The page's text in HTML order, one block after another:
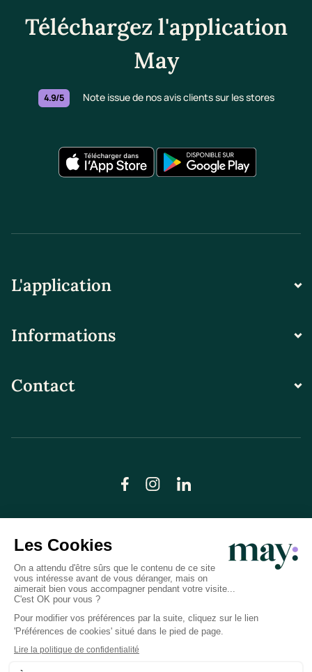
Téléchargez l'application
May
4.9/5 Note issue de nos avis clients sur les stores
L'application
Informations
Contact
© LN CARE 2026
Politique de confidentialité
Conditions générales d’utilisation
Plan du site